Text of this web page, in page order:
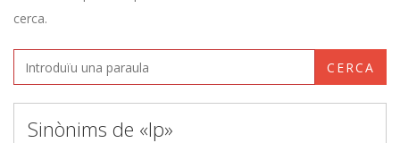
cerca.
CERCA
Sinònims de «lp»